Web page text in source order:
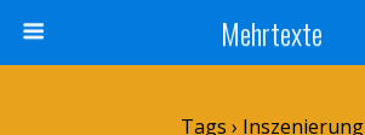
Mehrtexte
Tags › Inszenierung